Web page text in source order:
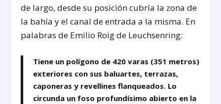
de largo, desde su posición cubría la zona de
la bahía y el canal de entrada a la misma. En
palabras de Emilio Roig de Leuchsenring:
Tiene un polígono de 420 varas (351 metros)
exteriores con sus baluartes, terrazas,
caponeras y revellines flanqueados. Lo
circunda un foso profundísimo abierto en la